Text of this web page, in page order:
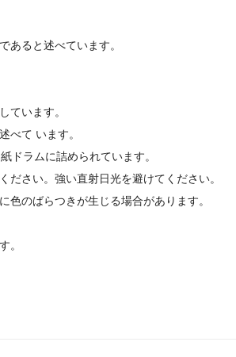
あると述べています。
ています。
べて います。
ドラムに詰められています。
さい。強い直射日光を避けてください。
色のばらつきが生じる場合があります。
。